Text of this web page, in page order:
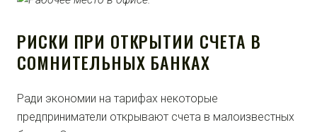
РИСКИ ПРИ ОТКРЫТИИ СЧЕТА В
СОМНИТЕЛЬНЫХ БАНКАХ
Ради экономии на тарифах некоторые
предприниматели открывают счета в малоизвестных